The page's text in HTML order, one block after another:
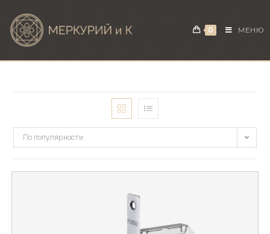
0 МЕНЮ
По популярности